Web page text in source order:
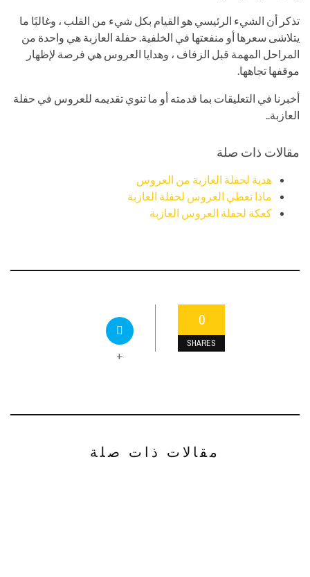
تذكر أن الشيء الرئيسي هو القيام بكل شيء من القلب ، وغالبًا ما
يتلاشى سعرها أو منفعتها في الخلفية. حفلة العازبة هي واحدة من
المراحل المهمة قبل الزفاف ، وهدايا العروس هي فرصة لإظهار
موقفها تجاهها.
أخبرنا في التعليقات بما قدمته أو ما تنوي تقديمه للعروس في حفلة
العازبة..
مقالات ذات صلة
هدية لحفلة العازبة من العروس
ماذا تعطي العروس لحفلة العازبة
كعكة لحفلة العروس العازبة
0
SHARES
+
مقالات ذات صلة